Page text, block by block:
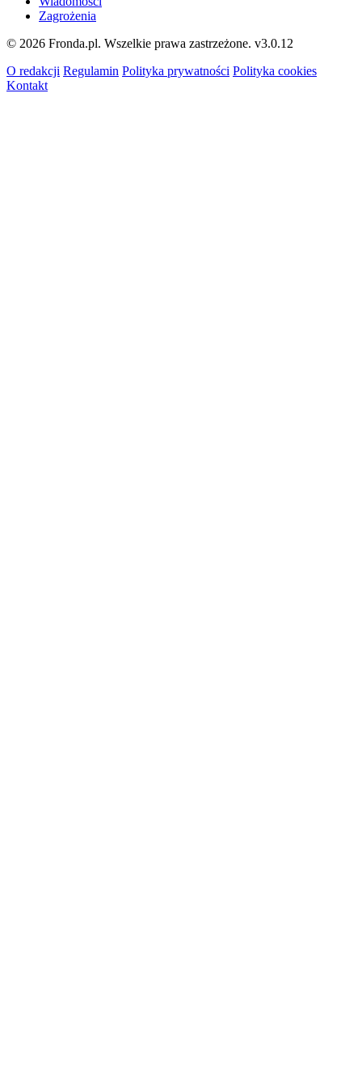
Zagrożenia
© 2026 Fronda.pl. Wszelkie prawa zastrzeżone. v3.0.12
O redakcji Regulamin Polityka prywatności Polityka cookies
Kontakt